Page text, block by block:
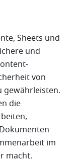
Sheets und
und
von
gewährleisten.
die
im
macht.